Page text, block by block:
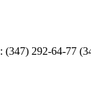
292-64-77